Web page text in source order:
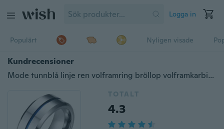
Logga in
Populärt Nyligen visade
Kundrecensioner
Mode tunnblå linje ren volframring bröllop volframkarbid smycken av hög kvalitet för män
TOTALT
4.3